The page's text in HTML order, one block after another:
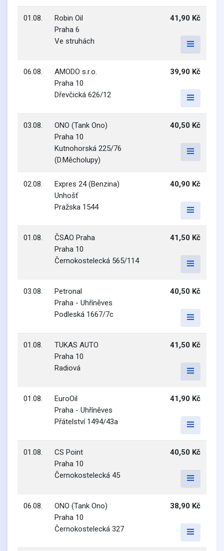
01.08.
Robin Oil
Praha 6
Ve struhách
41,90 Kč
06.08.
AMODO s.r.o.
Praha 10
Dřevčická 626/12
39,90 Kč
03.08.
ONO (Tank Ono)
Praha 10
Kutnohorská 225/76
(D.Měcholupy)
40,50 Kč
02.08.
Expres 24 (Benzina)
Unhošť
Pražska 1544
40,90 Kč
01.08.
ČSAO Praha
Praha 10
Černokostelecká 565/114
41,50 Kč
03.08.
Petronal
Praha - Uhříněves
Podleská 1667/7c
40,50 Kč
01.08.
TUKAS AUTO
Praha 10
Radiová
41,50 Kč
01.08.
EuroOil
Praha - Uhříněves
Přátelství 1494/43a
41,90 Kč
01.08.
CS Point
Praha 10
Černokostelecká 45
40,50 Kč
06.08.
ONO (Tank Ono)
Praha 10
Černokostelecká 327
38,90 Kč